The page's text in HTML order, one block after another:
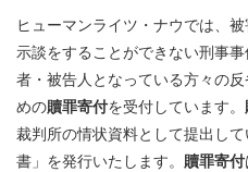
ヒューマンライツ・ナウでは、
示談をすることができない刑事
者・被告人となっている方々の
めの贖罪寄付を受付しています。
裁判所の情状資料として提出し
書」を発行いたします。
贖罪寄付